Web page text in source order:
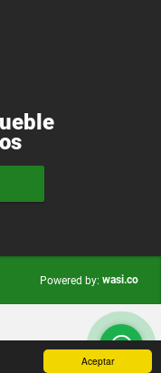
Aceptar
Powered by: wasi.co